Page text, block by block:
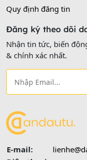
Quy định đăng tin
Đăng ký theo dõi
Nhận tin tức, biến
& chính xác nhất.
E-mail: